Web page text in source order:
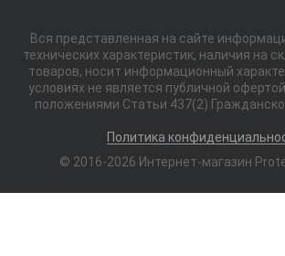
Вся представленная на сайте
технических характеристик, наличия на
товаров, носит информационный
условиях не является публичной
положениями Статьи 437(2)
Политика
© 2016-2026 Интернет-магазин